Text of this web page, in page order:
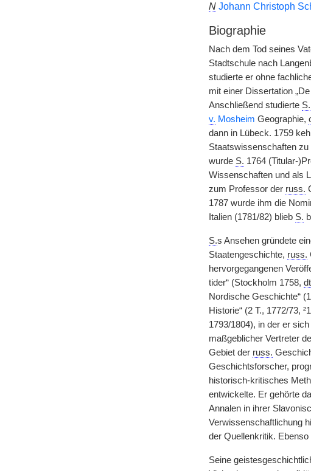
N Johann Christoph
Biographie
Nach dem Tod seines
Stadtschule nach
studierte er ohne
mit einer Dissertation
Anschließend studierte S.
v. Mosheim Geographie,
dann in Lübeck. 1759
Staatswissenschaften
wurde S. 1764 (Titular-
Wissenschaften und als
zum Professor der russ.
1787 wurde ihm die
Italien (1781/82) blieb S.
S.s Ansehen gründete
Staatengeschichte, russ.
hervorgegangenen
tider“ (Stockholm 1758,
Nordische Geschichte“
Historie“ (2 T., 1772/73,
1793/1804), in der er
maßgeblicher Vertreter
Gebiet der russ.
Geschichtsforscher,
historisch-kritisches
entwickelte. Er gehörte
Annalen in ihrer
Verwissenschaftlichung
der Quellenkritik. Ebenso
Seine